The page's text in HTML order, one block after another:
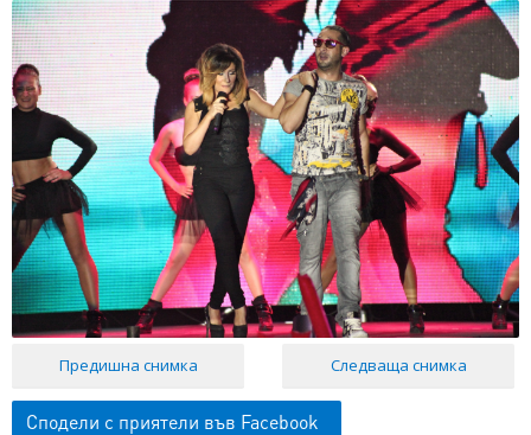
Предишна снимка Следваща снимка
Сподели с приятели във Facebook